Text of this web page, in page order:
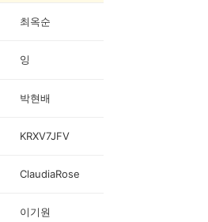
최옥순
잉
박현배
KRXV7JFV
ClaudiaRose
이기원